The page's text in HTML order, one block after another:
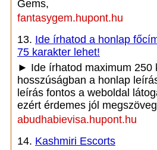
Gems,
fantasygem.hupont.hu
13. Ide írhatod a honlap
75 karakter lehet!
► Ide írhatod maximum 250
hosszúságban a honlap
leírás fontos a weboldal
ezért érdemes jól
abudhabievisa.hupont.hu
14. Kashmiri Escorts